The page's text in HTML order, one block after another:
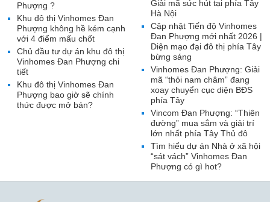
Giải mã sức hút tại phía Tây
Hà Nội
Cập nhật Tiến độ Vinhomes
Đan Phượng mới nhất 2026 |
Diện mạo đại đô thị phía Tây
bừng sáng
Vinhomes Đan Phượng: Giải
mã “thỏi nam châm” đang
xoay chuyển cục diện BĐS
phía Tây
Vincom Đan Phượng: “Thiên
đường” mua sắm và giải trí
lớn nhất phía Tây Thủ đô
Tìm hiểu dự án Nhà ở xã hội
“sát vách” Vinhomes Đan
Phượng có gì hot?
Phượng ?
Khu đô thị Vinhomes Đan
Phượng không hề kém cạnh
với 4 điểm mấu chốt
Chủ đầu tư dự án khu đô thị
Vinhomes Đan Phượng chi
tiết
Khu đô thị Vinhomes Đan
Phượng bao giờ sẽ chính
thức được mở bán?